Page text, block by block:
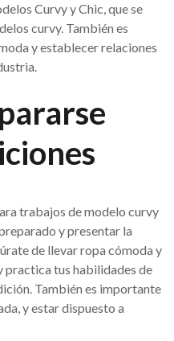
Curvy y Chic, que se
curvy. También es
y establecer relaciones
trabajos de modelo curvy
y presentar la
de llevar ropa cómoda y
practica tus habilidades de
También es importante
y estar dispuesto a